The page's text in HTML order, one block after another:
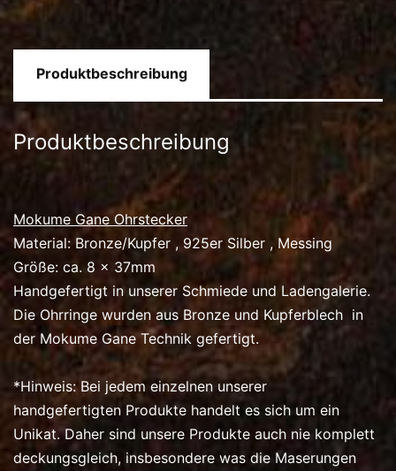
Produktbeschreibung
Produktbeschreibung
Mokume Gane Ohrstecker
Material: Bronze/Kupfer , 925er Silber , Messing
Größe: ca. 8 x 37mm
Handgefertigt in unserer Schmiede und Ladengalerie.
Die Ohrringe wurden aus Bronze und Kupferblech in
der Mokume Gane Technik gefertigt.
*Hinweis: Bei jedem einzelnen unserer
handgefertigten Produkte handelt es sich um ein
Unikat. Daher sind unsere Produkte auch nie komplett
deckungsgleich, insbesondere was die Maserungen